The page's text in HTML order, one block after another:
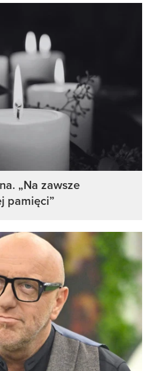
„Na zawsze
pamięci”